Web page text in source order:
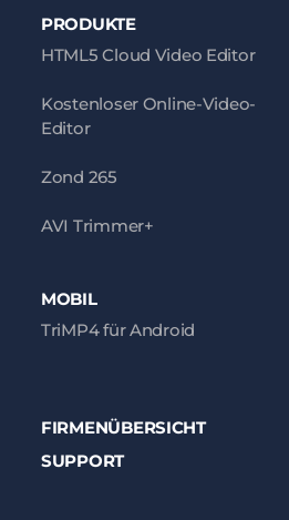
PRODUKTE
HTML5 Cloud Video Editor
Kostenloser Online-Video-
Editor
Zond 265
AVI Trimmer+
MOBIL
TriMP4 für Android
FIRMENÜBERSICHT
SUPPORT